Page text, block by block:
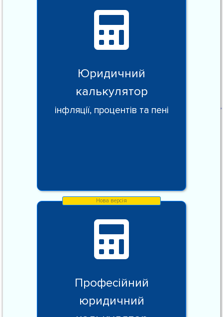
Юридичний
калькулятор
інфляції, процентів та пені
Професійний
юридичний